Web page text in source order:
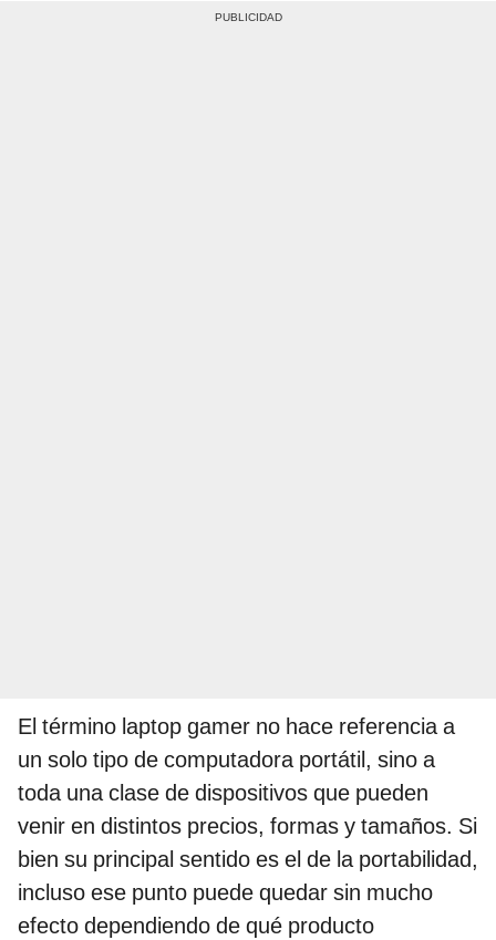
El término laptop gamer no hace referencia a
un solo tipo de computadora portátil, sino a
toda una clase de dispositivos que pueden
venir en distintos precios, formas y tamaños. Si
bien su principal sentido es el de la portabilidad,
incluso ese punto puede quedar sin mucho
efecto dependiendo de qué producto